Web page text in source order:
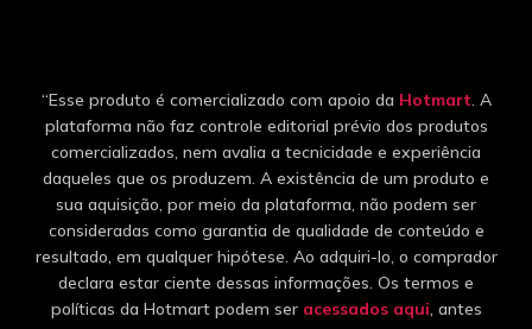
“Esse produto é comercializado com apoio da Hotmart. A
plataforma não faz controle editorial prévio dos produtos
comercializados, nem avalia a tecnicidade e experiência
daqueles que os produzem. A existência de um produto e
sua aquisição, por meio da plataforma, não podem ser
consideradas como garantia de qualidade de conteúdo e
resultado, em qualquer hipótese. Ao adquiri-lo, o comprador
declara estar ciente dessas informações. Os termos e
políticas da Hotmart podem ser acessados aqui, antes